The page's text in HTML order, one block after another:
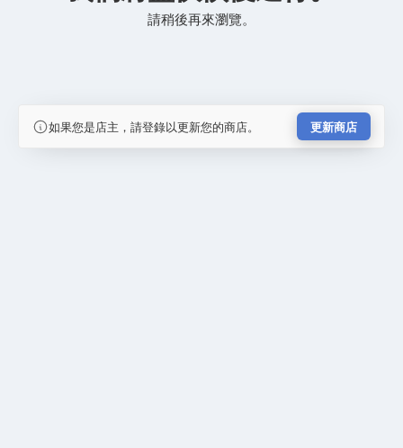
請稍後再來瀏覽。
如果您是店主，請登錄以更新您的商店。 更新商店